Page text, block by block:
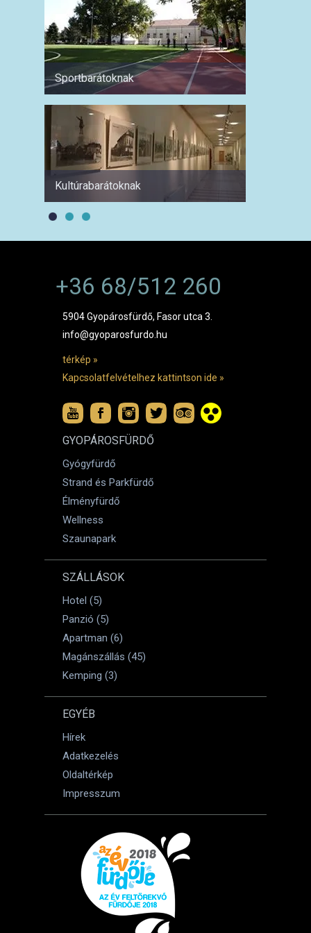
Sportbarátoknak
Kultúrabarátoknak
+36 68/512 260
5904 Gyopárosfürdő, Fasor utca 3.
info@gyoparosfurdo.hu
térkép »
Kapcsolatfelvételhez kattintson ide »
GYOPÁROSFÜRDŐ
Gyógyfürdő
Strand és Parkfürdő
Élményfürdő
Wellness
Szaunapark
SZÁLLÁSOK
Hotel (5)
Panzió (5)
Apartman (6)
Magánszállás (45)
Kemping (3)
EGYÉB
Hírek
Adatkezelés
Oldaltérkép
Impresszum